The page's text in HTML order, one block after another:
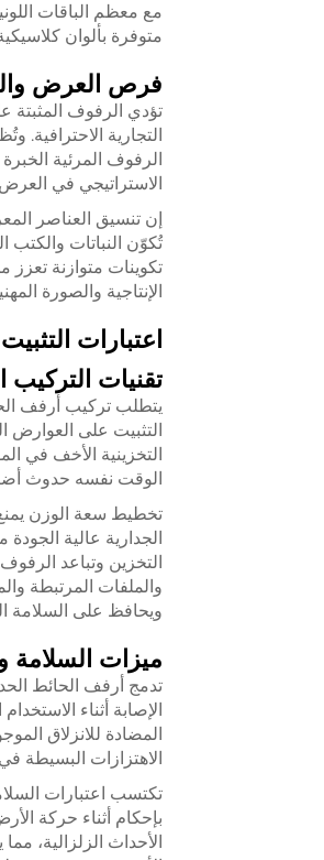
مع معظم الباقات
متوفرة بألوان
فرص العرض
تؤدي الرفوف
التجارية الاحترافية.
الرفوف المرئية
الاستراتيجي في
إن تنسيق العناصر
تُكوّن النباتات والكتب
تكوينات متوازنة تعزز
الإنتاجية والصورة
اعتبارات
تقنيات التركيب
يتطلب تركيب أرفف
التثبيت على العوارض
التخزينية الأخف في
الوقت نفسه حدوث
تخطيط سعة الوزن
الجدارية عالية
التخزين وتباعد
والملفات المرتبطة
ويحافظ على السلامة
ميزات السلامة
تدمج أرفف الحائط
المضادة للانزلاق
الاهتزازات البسيطة
تكتسب اعتبارات
بإحكام أثناء حركة
الأحداث الزلزالية،